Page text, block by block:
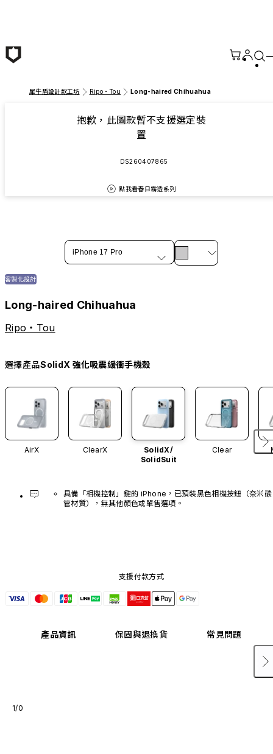
犀牛盾設計款工坊 Ripo・Tou Long-haired Chihuahua
抱歉，此圖款暫不支援選定裝
置
DS260407865
點我看春日霧透系列
iPhone 17 Pro
客製化設計
Long-haired Chihuahua
Ripo・Tou
選擇產品SolidX 強化吸震緩衝手機殼
AirX ClearX
SolidX/
SolidSuit
Clear
具備「相機控制」鍵的 iPhone，已預裝黑色相機按鈕（奈米碳
管材質），無其他顏色或單售選項。
支援付款方式
產品資訊 保固與退換貨 常見問題
1/0